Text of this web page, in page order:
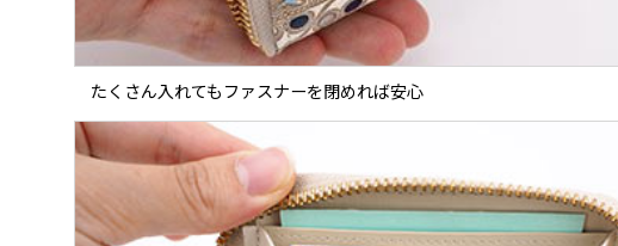
たくさん入れてもファスナーを閉めれば安心